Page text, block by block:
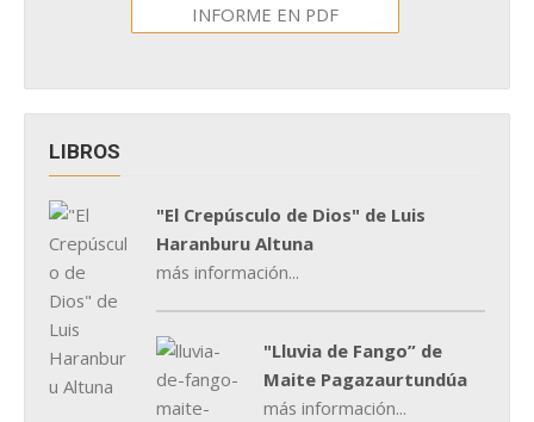
INFORME EN PDF
LIBROS
"El Crepúsculo de Dios" de Luis
Haranburu Altuna
más información...
"Lluvia de Fango” de
Maite Pagazaurtundúa
más información...